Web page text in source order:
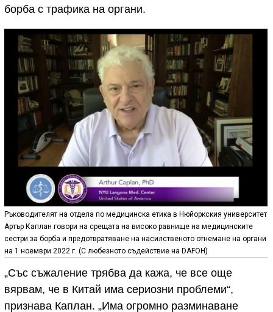
борба с трафика на органи.
Ръководителят на отдела по медицинска етика в Нюйоркския университет
Артър Каплан говори на срещата на високо равнище на медицинските
сестри за борба и предотвратяване на насилственото отнемане на органи
на 1 ноември 2022 г. (С любезното съдействие на DAFOH)
„Със съжаление трябва да кажа, че все още
вярвам, че в Китай има сериозни проблеми“,
признава Каплан. „Има огромно разминаване